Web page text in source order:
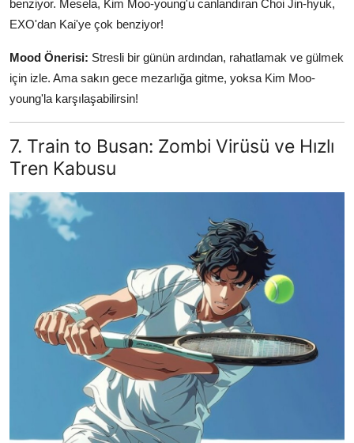
benziyor. Mesela, Kim Moo-young'u canlandıran Choi Jin-hyuk,
EXO'dan Kai'ye çok benziyor!
Mood Önerisi: Stresli bir günün ardından, rahatlamak ve gülmek
için izle. Ama sakın gece mezarlığa gitme, yoksa Kim Moo-
young'la karşılaşabilirsin!
7. Train to Busan: Zombi Virüsü ve Hızlı
Tren Kabusu